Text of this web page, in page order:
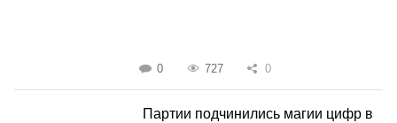
0 727 0
Партии подчинились магии цифр в